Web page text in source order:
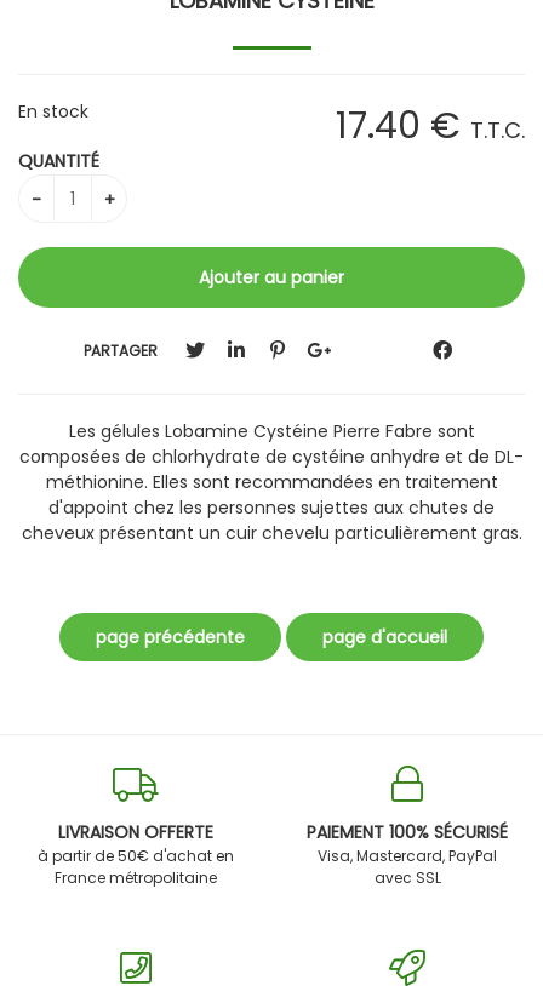
17.40 € T.T.C.
En stock
QUANTITÉ
PARTAGER
Les gélules Lobamine Cystéine Pierre Fabre sont
composées de chlorhydrate de cystéine anhydre et de DL-
méthionine. Elles sont recommandées en traitement
d'appoint chez les personnes sujettes aux chutes de
cheveux présentant un cuir chevelu particulièrement gras.
LIVRAISON OFFERTE
à partir de 50€ d'achat en
France métropolitaine
PAIEMENT 100% SÉCURISÉ
Visa, Mastercard, PayPal
avec SSL